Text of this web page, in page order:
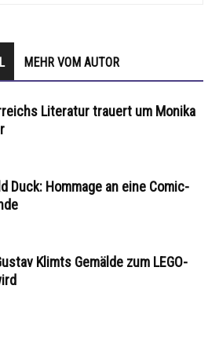
MEHR VOM AUTOR
Literatur trauert um Monika
Duck: Hommage an eine Comic-
Klimts Gemälde zum LEGO-